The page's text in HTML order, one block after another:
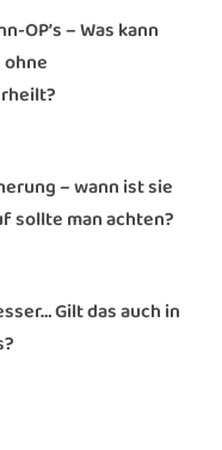
OP’s – Was kann
– wann ist sie
sollte man achten?
Gilt das auch in